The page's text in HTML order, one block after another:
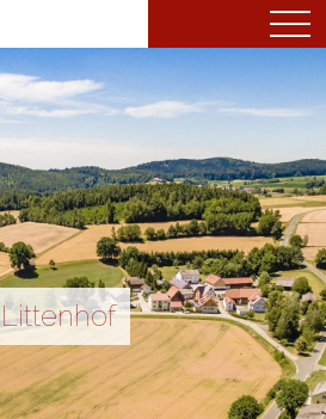
Littenhof